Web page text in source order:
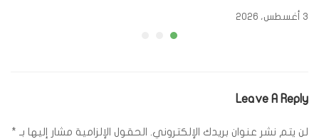
3 أغسطس، 2026
Leave A Reply
لن يتم نشر عنوان بريدك الإلكتروني. الحقول الإلزامية مشار إليها بـ *